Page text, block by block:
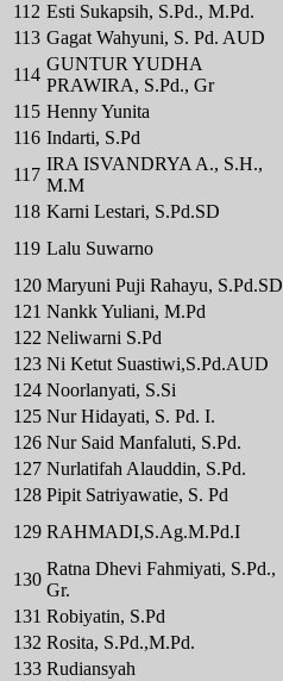
112 Esti Sukapsih, S.Pd., M.Pd.
113 Gagat Wahyuni, S. Pd. AUD
114
GUNTUR YUDHA
PRAWIRA, S.Pd., Gr
115 Henny Yunita
116 Indarti, S.Pd
117
IRA ISVANDRYA A., S.H.,
M.M
118 Karni Lestari, S.Pd.SD
119 Lalu Suwarno
120 Maryuni Puji Rahayu, S.Pd.SD
121 Nankk Yuliani, M.Pd
122 Neliwarni S.Pd
123 Ni Ketut Suastiwi,S.Pd.AUD
124 Noorlanyati, S.Si
125 Nur Hidayati, S. Pd. I.
126 Nur Said Manfaluti, S.Pd.
127 Nurlatifah Alauddin, S.Pd.
128 Pipit Satriyawatie, S. Pd
129 RAHMADI,S.Ag.M.Pd.I
130
Ratna Dhevi Fahmiyati, S.Pd.,
Gr.
131 Robiyatin, S.Pd
132 Rosita, S.Pd.,M.Pd.
133 Rudiansyah